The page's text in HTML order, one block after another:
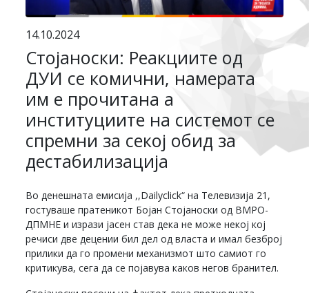
14.10.2024
Стојаноски: Реакциите од
ДУИ се комични, намерата
им е прочитана а
институциите на системот се
спремни за секој обид за
дестабилизација
Во денешната емисија ,,Dailyclick“ на Телевизија 21,
гостуваше пратеникот Бојан Стојаноски од ВМРО-
ДПМНЕ и изрази јасен став дека не може некој кој
речиси две децении бил дел од власта и имал безброј
прилики да го промени механизмот што самиот го
критикува, сега да се појавува каков негов бранител.